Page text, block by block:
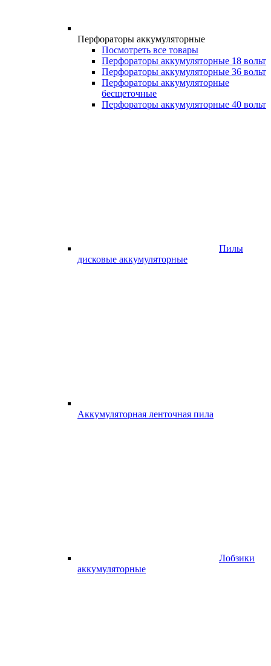
Перфораторы аккумуляторные
Посмотреть все товары
Перфораторы аккумуляторные 18 вольт
Перфораторы аккумуляторные 36 вольт
Перфораторы аккумуляторные
бесщеточные
Перфораторы аккумуляторные 40 вольт
Пилы
дисковые аккумуляторные
Аккумуляторная ленточная пила
Лобзики
аккумуляторные